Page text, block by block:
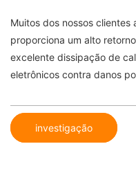
Muitos dos nossos
proporciona um alto
excelente dissipação de
eletrônicos contra danos
investigação